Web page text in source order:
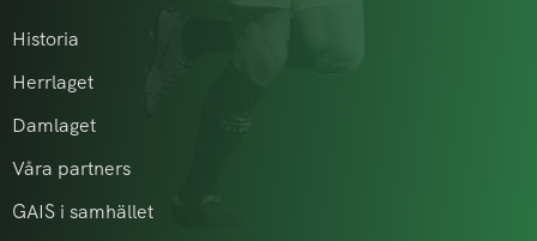
Historia
Herrlaget
Damlaget
Våra partners
GAIS i samhället